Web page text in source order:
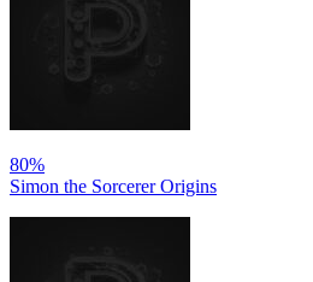
80%
Simon the Sorcerer Origins